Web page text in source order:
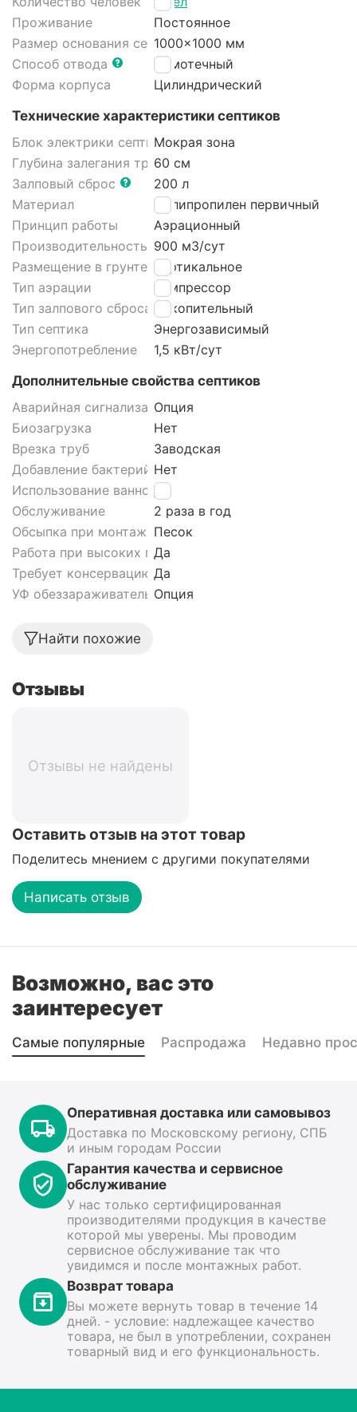
Проживание
Постоянное
Размер основания септика1000x1000 мм
Способ отвода
Самотечный
Форма корпуса
Цилиндрический
Технические характеристики септиков
Блок электрики септикаМокрая зона
Глубина залегания трубы60 см
Залповый сброс
200 л
Материал
Полипропилен первичный
Принцип работы
Аэрационный
Производительность 900 м3/cут
Размещение в грунте септика
Вертикальное
Тип аэрации
Компрессор
Тип залпового сброса септика
Накопительный
Тип септика
Энергозависимый
Энергопотребление
1,5 кВт/сут
Дополнительные свойства септиков
Аварийная сигнализация септика
Опция
Биозагрузка
Нет
Врезка труб
Заводская
Добавление бактерий Нет
Использование ваннойДа
Обслуживание
2 раза в год
Обсыпка при монтаже септика
Песок
Работа при высоких грунтовых водах септика
Да
Требует консервацию Да
УФ обеззараживатель Опция
Найти похожие
Отзывы
Отзывы не найдены
Оставить отзыв на этот товар
Поделитесь мнением с другими покупателями
Написать отзыв
Возможно, вас это
заинтересует
Самые популярные Распродажа Недавно
Оперативная доставка или самовывоз
Доставка по Московскому региону, СПБ
и иным городам России
Гарантия качества и сервисное
обслуживание
У нас только сертифицированная
производителями продукция в качестве
которой мы уверены. Мы проводим
сервисное обслуживание так что
увидимся и после монтажных работ.
Возврат товара
Вы можете вернуть товар в течение 14
дней. - условие: надлежащее качество
товара, не был в употреблении, сохранен
товарный вид и его функциональность.